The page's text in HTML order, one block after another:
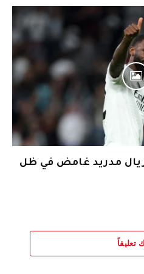
مدريد غامض في ظل
تعليقاً